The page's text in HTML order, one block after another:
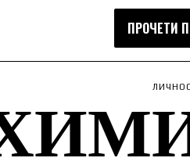
ПРОЧЕТИ